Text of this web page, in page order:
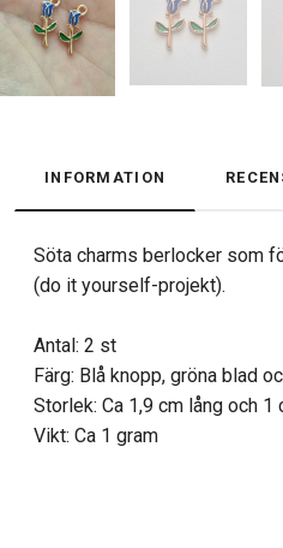
INFORMATION
Söta charms berlocker som
(do it yourself-projekt).
Antal: 2 st
Färg: Blå knopp, gröna blad
Storlek: Ca 1,9 cm lång och
Vikt: Ca 1 gram